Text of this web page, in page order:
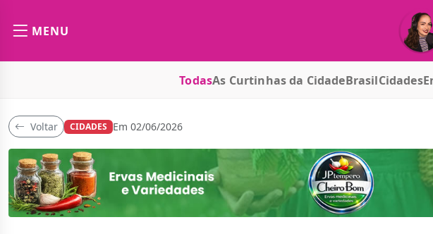
MENU
TodasAs Curtinhas da CidadeBrasilCidades
Voltar CIDADES Em 02/06/2026